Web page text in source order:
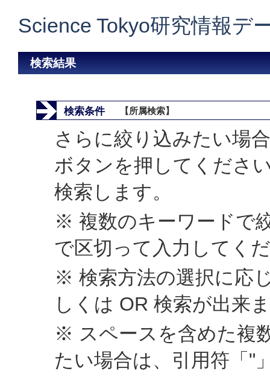
Science Tokyo研究情報デ
検索結果
検索条件 【所属検索】
さらに絞り込みたい場
ボタンを押してくださ
検索します。
※ 複数のキーワードで
で区切って入力してく
※ 検索方法の選択に応
しくは OR 検索が出来
※ スペースを含めた複
たい場合は、引用符「"